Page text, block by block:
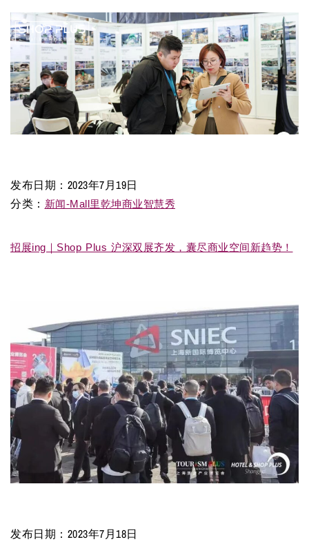
发布日期： 2023年7月19日
分类： 新闻-Mall里乾坤商业智慧秀
招展ing｜Shop Plus 沪深双展齐发，囊尽商业空间新趋势！
发布日期： 2023年7月18日